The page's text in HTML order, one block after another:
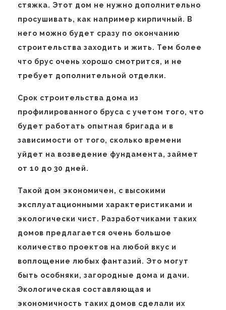
стяжка. Этот дом не нужно дополнительно
просушивать, как например кирпичный. В
него можно будет сразу по окончанию
строительства заходить и жить. Тем более
что брус очень хорошо смотрится, и не
требует дополнительной отделки.
Срок строительства дома из
профилированного бруса с учетом того, что
будет работать опытная бригада и в
зависимости от того, сколько времени
уйдет на возведение фундамента, займет
от 10 до 30 дней.
Такой дом экономичен, с высокими
эксплуатационными характеристиками и
экологически чист. Разработчиками таких
домов предлагается очень большое
количество проектов на любой вкус и
воплощение любых фантазий. Это могут
быть особняки, загородные дома и дачи.
Экологическая составляющая и
экономичность таких домов сделали их